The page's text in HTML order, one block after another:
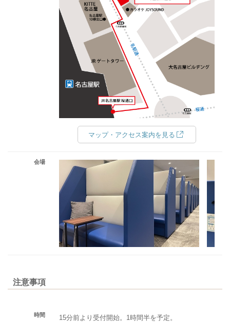
マップ・アクセス案内を見る
会場
注意事項
時間
15分前より受付開始。1時間半を予定。